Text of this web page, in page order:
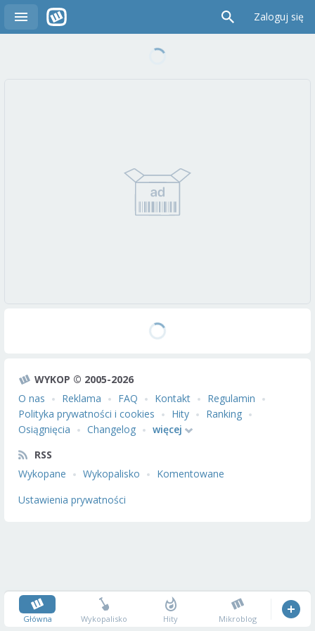
Zaloguj się
WYKOP © 2005-2026
O nas
Reklama FAQ Kontakt
Regulamin
Polityka prywatności i cookies
Hity
Ranking
Osiągnięcia
Changelog
więcej
RSS
Wykopane
Wykopalisko
Komentowane
Ustawienia prywatności
Główna Wykopalisko Hity Mikroblog